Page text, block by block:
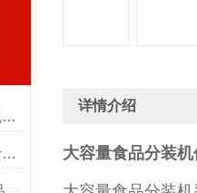
木耳干货半自动称重食品分装机厂家
食品双头称重下料绿豆分装机计量精准
详情介绍
大容量食品分装